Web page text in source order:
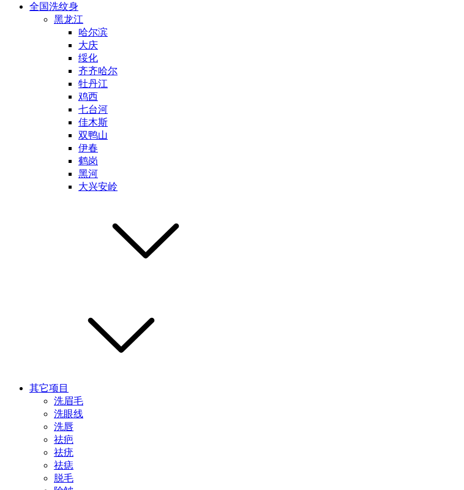
全国洗纹身
黑龙江
哈尔滨
大庆
绥化
齐齐哈尔
牡丹江
鸡西
七台河
佳木斯
双鸭山
伊春
鹤岗
黑河
大兴安岭
其它项目
洗眉毛
洗眼线
洗唇
祛疤
祛疣
祛痣
脱毛